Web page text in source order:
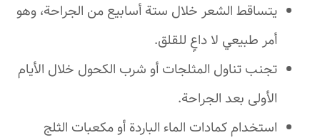
يتساقط الشعر خلال ستة أسابيع من الجراحة، وهو
أمر طبيعي لا داعٍ للقلق.
تجنب تناول المثلجات أو شرب الكحول خلال الأيام
الأولى بعد الجراحة.
استخدام كمادات الماء الباردة أو مكعبات الثلج